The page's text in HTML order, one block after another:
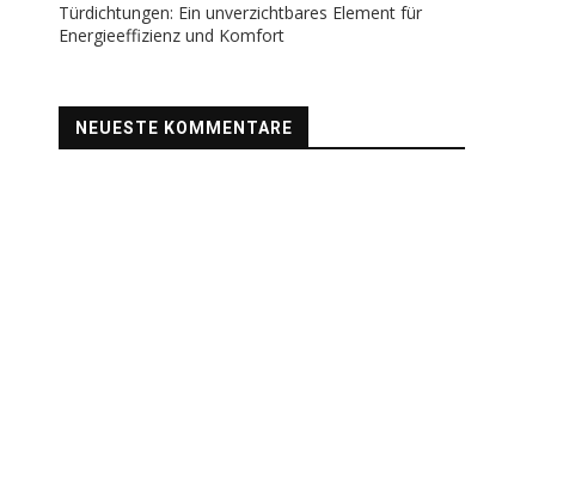
Türdichtungen: Ein unverzichtbares Element für
Energieeffizienz und Komfort
NEUESTE KOMMENTARE